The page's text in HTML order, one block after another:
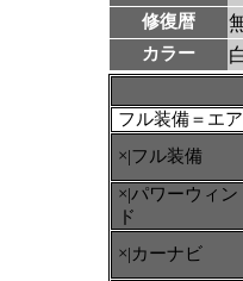
修復暦
カラー
フル装備＝エ
×|フル装備
×|パワーウィン
ド
×|カーナビ